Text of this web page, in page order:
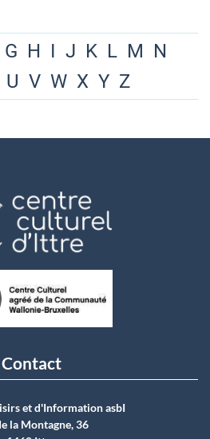
G H I J K L M N
U V W X Y Z
Contact
et d'Information asbI
la Montagne, 36